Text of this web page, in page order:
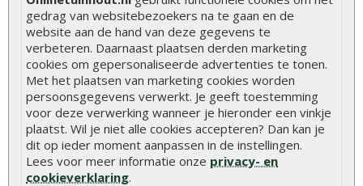
gedrag van websitebezoekers na te gaan en de
website aan de hand van deze gegevens te
verbeteren. Daarnaast plaatsen derden marketing
cookies om gepersonaliseerde advertenties te tonen.
Met het plaatsen van marketing cookies worden
persoonsgegevens verwerkt. Je geeft toestemming
voor deze verwerking wanneer je hieronder een vinkje
plaatst. Wil je niet alle cookies accepteren? Dan kan je
dit op ieder moment aanpassen in de instellingen.
Lees voor meer informatie onze privacy- en
cookieverklaring.
Bezorgen en afhalen
Blog
Klantenservice
Volg ons
Betaalmethoden